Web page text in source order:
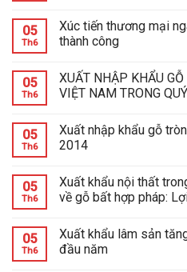
05
Th6
Xúc tiến thương mại
thành công
05
Th6
XUẤT NHẬP KHẨU
VIỆT NAM TRONG
05
Th6
Xuất nhập khẩu gỗ
2014
05
Th6
Xuất khẩu nội thất
về gỗ bất hợp pháp:
05
Th6
Xuất khẩu lâm sản
đầu năm